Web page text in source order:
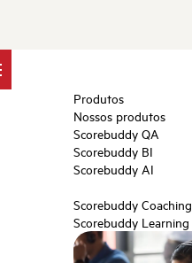
Produtos
Nossos produtos
Scorebuddy QA
Scorebuddy BI
Scorebuddy AI
Scorebuddy Coaching
Scorebuddy Learning